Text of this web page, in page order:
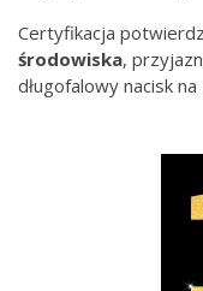
Certyfikacja
środowiska,
długofalowy nacisk